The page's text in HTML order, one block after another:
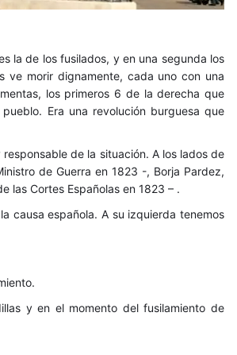
la de los fusilados, y en una segunda los
ve morir dignamente, cada uno con una
los primeros 6 de la derecha que
Era una revolución burguesa que
de la situación. A los lados de
de Guerra en 1823 -, Borja Pardez,
las Cortes Españolas en 1823 – .
causa española. A su izquierda tenemos
y en el momento del fusilamiento de